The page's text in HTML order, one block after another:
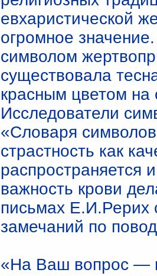
евхаристической
огромное
символом
существовала
красным цветом на
Исследователи
«Словаря
страстность как
распространяется
важность крови
письмах Е.И.Рерих
замечаний по
«На Ваш вопрос —